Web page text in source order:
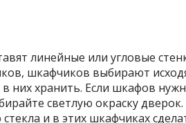
линейные или угловые
шкафчиков выбирают
них хранить. Если шкафов
светлую окраску
и в этих шкафчиках